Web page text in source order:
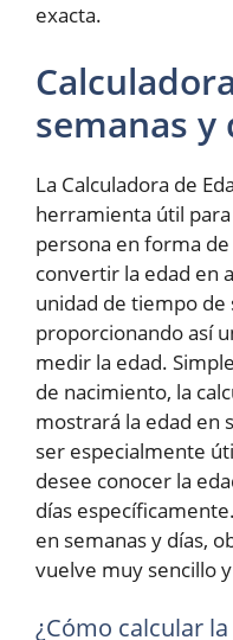
exacta.
semanas y
La Calculadora de
herramienta útil
persona en forma
convertir la edad en
unidad de tiempo de
proporcionando así
medir la edad.
de nacimiento, la
mostrará la edad en
ser especialmente
desee conocer la
días
en semanas y días,
vuelve muy sencillo
¿Cómo calcular